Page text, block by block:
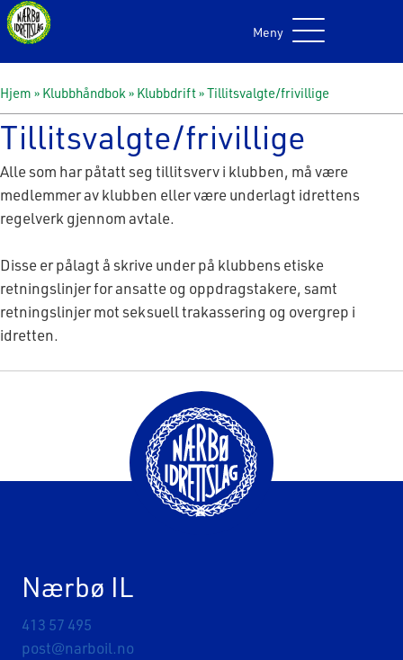
Meny
Hjem » Klubbhåndbok» Klubbdrift»Tillitsvalgte/frivillige
Tillitsvalgte/frivillige
Alle som har påtatt seg tillitsverv i klubben, må være
medlemmer av klubben eller være underlagt idrettens
regelverk gjennom avtale.
Disse er pålagt å skrive under på klubbens etiske
retningslinjer for ansatte og oppdragstakere, samt
retningslinjer mot seksuell trakassering og overgrep i
idretten.
Nærbø IL
413 57 495
post@narboil.no